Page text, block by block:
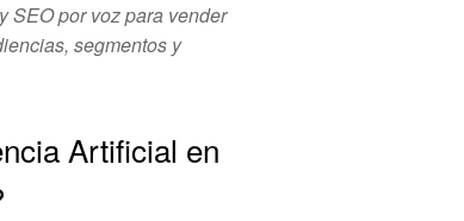
SEO por voz para vender
segmentos y
Artificial en